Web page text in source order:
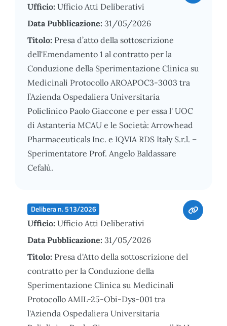
Ufficio: Ufficio Atti Deliberativi
Data Pubblicazione: 31/05/2026
Titolo: Presa d’atto della sottoscrizione
dell'Emendamento 1 al contratto per la
Conduzione della Sperimentazione Clinica su
Medicinali Protocollo AROAPOC3-3003 tra
l’Azienda Ospedaliera Universitaria
Policlinico Paolo Giaccone e per essa l' UOC
di Astanteria MCAU e le Società: Arrowhead
Pharmaceuticals Inc. e IQVIA RDS Italy S.r.l. –
Sperimentatore Prof. Angelo Baldassare
Cefalù.
Delibera n. 513/2026
Ufficio: Ufficio Atti Deliberativi
Data Pubblicazione: 31/05/2026
Titolo: Presa d'Atto della sottoscrizione del
contratto per la Conduzione della
Sperimentazione Clinica su Medicinali
Protocollo AMIL-25-Obi-Dys-001 tra
l'Azienda Ospedaliera Universitaria